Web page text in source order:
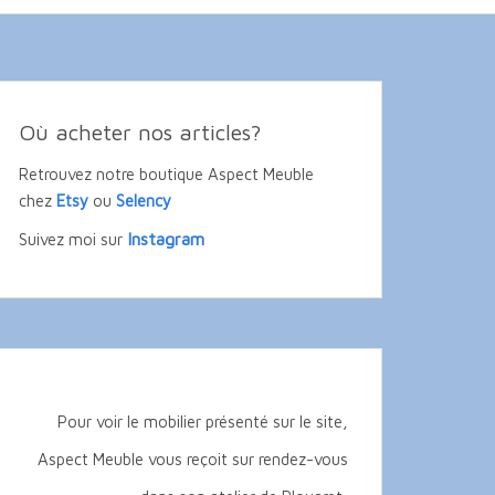
Où acheter nos articles?
Retrouvez notre boutique Aspect Meuble
chez Etsy ou Selency
Suivez moi sur Instagram
Pour voir le mobilier présenté sur le site,
Aspect Meuble vous reçoit sur rendez-vous